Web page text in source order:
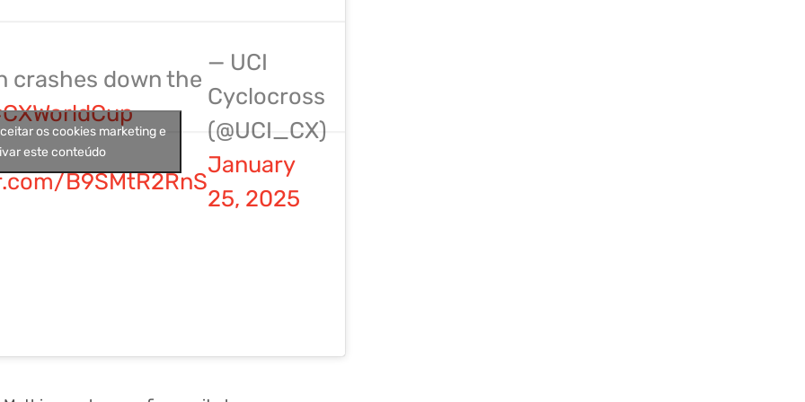
crashes down the
B9SMtR2RnS
— UCI
Cyclocross
(@UCI_CX)
January
25, 2025
os cookies marketing e
este conteúdo